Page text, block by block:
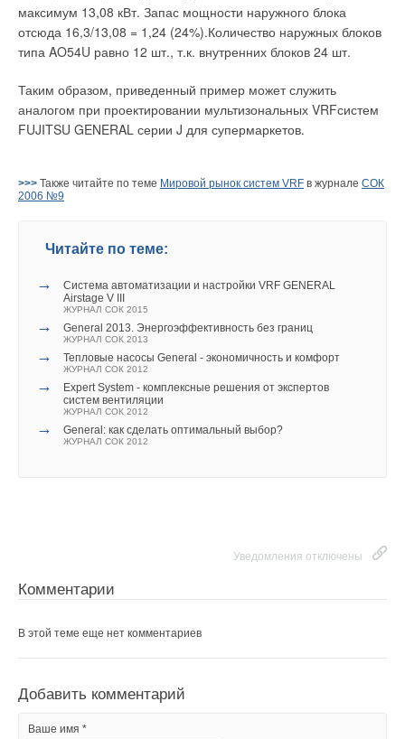
максимум 13,08 кВт. Запас мощности наружного блока
отсюда 16,3/13,08 = 1,24 (24%).Количество наружных блоков
типа AO54U равно 12 шт., т.к. внутренних блоков 24 шт.
Таким образом, приведенный пример может служить
аналогом при проектировании мультизональных VRFсистем
FUJITSU GENERAL серии J для супермаркетов.
>>> Также читайте по теме Мировой рынок систем VRF в журнале СОК
2006 №9
Читайте по теме:
→
Система автоматизации и настройки VRF GENERAL
Airstage V III
ЖУРНАЛ СОК 2015
→ General 2013. Энергоэффективность без границ
ЖУРНАЛ СОК 2013
→ Тепловые насосы General - экономичность и комфорт
ЖУРНАЛ СОК 2012
→
Expert System - комплексные решения от экспертов
систем вентиляции
ЖУРНАЛ СОК 2012
→ General: как сделать оптимальный выбор?
ЖУРНАЛ СОК 2012
Уведомления отключены
Комментарии
В этой теме еще нет комментариев
Добавить комментарий
Ваше имя *